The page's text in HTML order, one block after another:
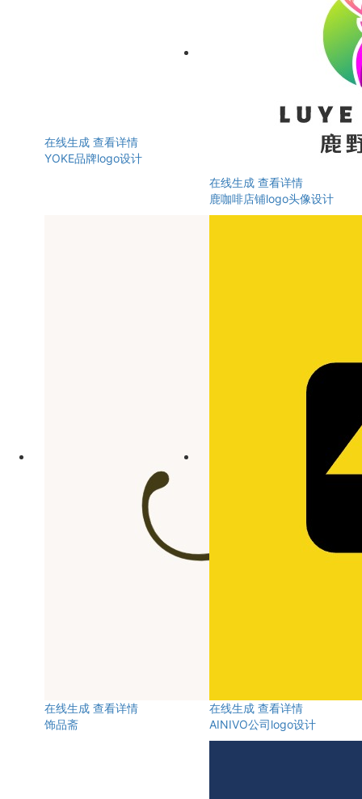
在线生成 查看详情
YOKE品牌logo设计
在线生成 查看详情
鹿咖啡店铺logo头像设计
在线生成 查看详情
饰品斋
在线生成 查看详情
AINIVO公司logo设计